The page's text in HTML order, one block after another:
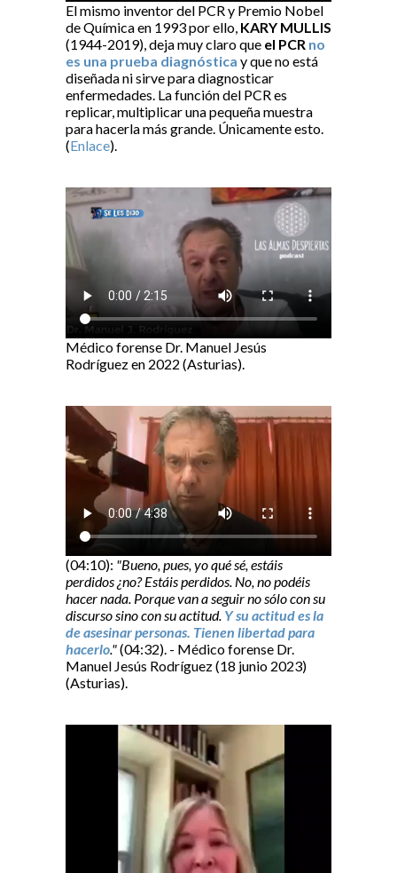
El mismo inventor del PCR y Premio Nobel
de Química en 1993 por ello, KARY MULLIS
(1944-2019), deja muy claro que el PCR no
es una prueba diagnóstica y que no está
diseñada ni sirve para diagnosticar
enfermedades. La función del PCR es
replicar, multiplicar una pequeña muestra
para hacerla más grande. Únicamente esto.
(Enlace).
Médico forense Dr. Manuel Jesús
Rodríguez en 2022 (Asturias).
(04:10): "Bueno, pues, yo qué sé, estáis
perdidos ¿no? Estáis perdidos. No, no podéis
hacer nada. Porque van a seguir no sólo con su
discurso sino con su actitud. Y su actitud es la
de asesinar personas. Tienen libertad para
hacerlo."(04:32). - Médico forense Dr.
Manuel Jesús Rodríguez (18 junio 2023)
(Asturias).